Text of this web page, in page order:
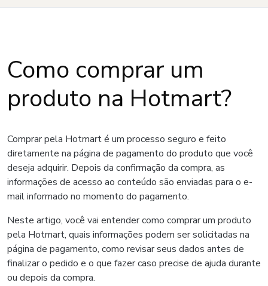
Como comprar um
produto na Hotmart?
Comprar pela Hotmart é um processo seguro e feito
diretamente na página de pagamento do produto que você
deseja adquirir. Depois da confirmação da compra, as
informações de acesso ao conteúdo são enviadas para o e-
mail informado no momento do pagamento.
Neste artigo, você vai entender como comprar um produto
pela Hotmart, quais informações podem ser solicitadas na
página de pagamento, como revisar seus dados antes de
finalizar o pedido e o que fazer caso precise de ajuda durante
ou depois da compra.